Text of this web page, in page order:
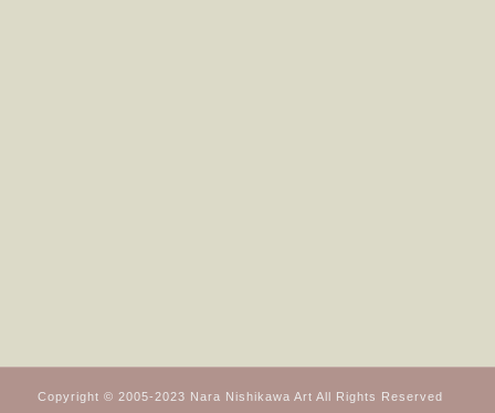
Copyright © 2005-2023 Nara Nishikawa Art All Rights Reserved